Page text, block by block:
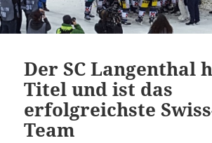
Der SC Langenthal
Titel und ist das
erfolgreichste
Team